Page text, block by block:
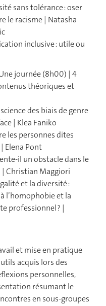
sans tolérance : oser
le racisme | Natasha
inclusive : utile ou
journée (8h00) | 4
théoriques et
des biais de genre
| Klea Faniko
les personnes dites
Elena Pont
il un obstacle dans le
Christian Maggiori
et la diversité :
l’homophobie et la
professionnel ? |
et mise en pratique
acquis lors des
personnelles,
résumant le
en sous-groupes